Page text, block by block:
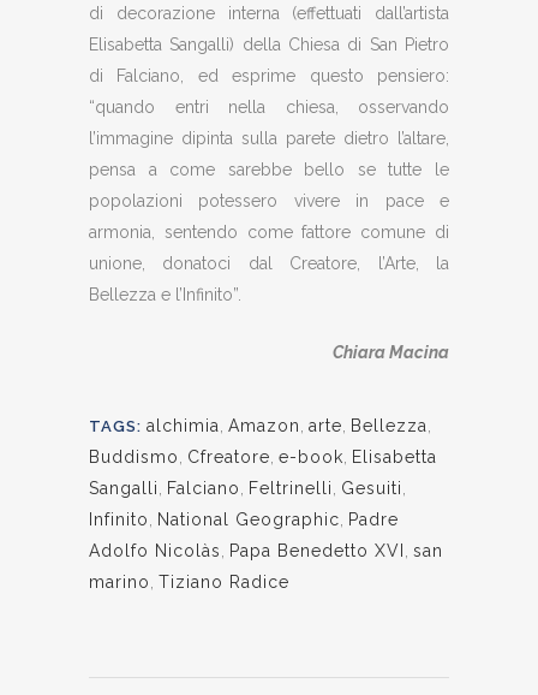
di decorazione interna (effettuati dall’artista
Elisabetta Sangalli) della Chiesa di San Pietro
di Falciano, ed esprime questo pensiero:
“quando entri nella chiesa, osservando
l’immagine dipinta sulla parete dietro l’altare,
pensa a come sarebbe bello se tutte le
popolazioni potessero vivere in pace e
armonia, sentendo come fattore comune di
unione, donatoci dal Creatore, l’Arte, la
Bellezza e l’Infinito”.
Chiara Macina
TAGS: alchimia Amazon arte Bellezza
Buddismo
Cfreatore e-book
Elisabetta
Sangalli
Falciano Feltrinelli Gesuiti
Infinito
National Geographic
Padre
Adolfo Nicolàs
Papa Benedetto XVI
san
marino Tiziano Radice